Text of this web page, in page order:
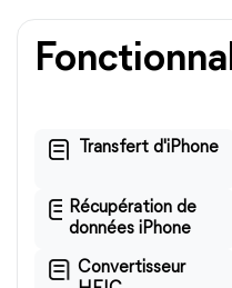
Transfert d'iPhone
Récupération de
données iPhone
Convertisseur